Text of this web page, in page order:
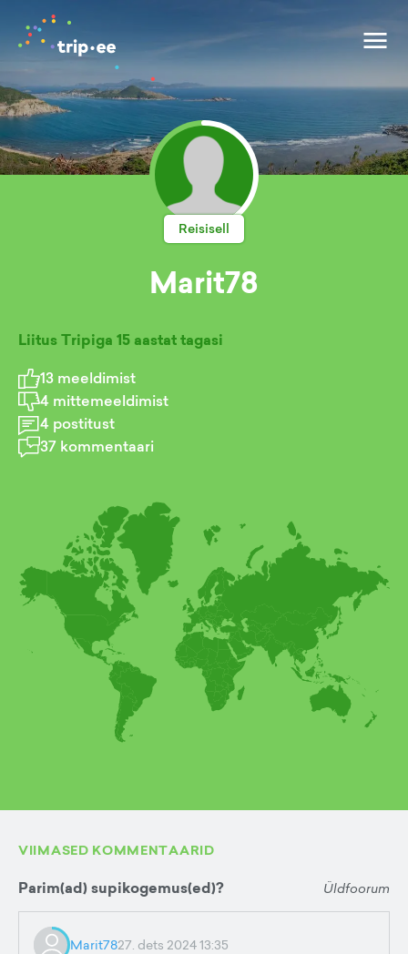
Reisisell
Marit78
Liitus Tripiga 15 aastat tagasi
13 meeldimist
4 mittemeeldimist
4 postitust
37 kommentaari
VIIMASED KOMMENTAARID
Parim(ad) supikogemus(ed)? Üldfoorum
Marit7827. dets 2024 13:35